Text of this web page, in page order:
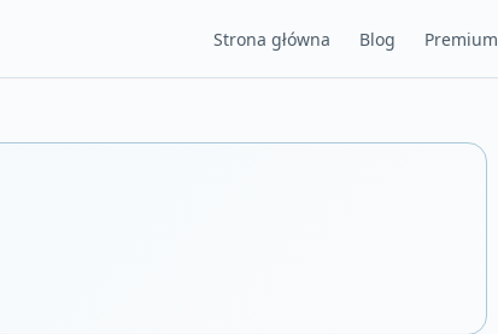
Strona główna Blog Premium